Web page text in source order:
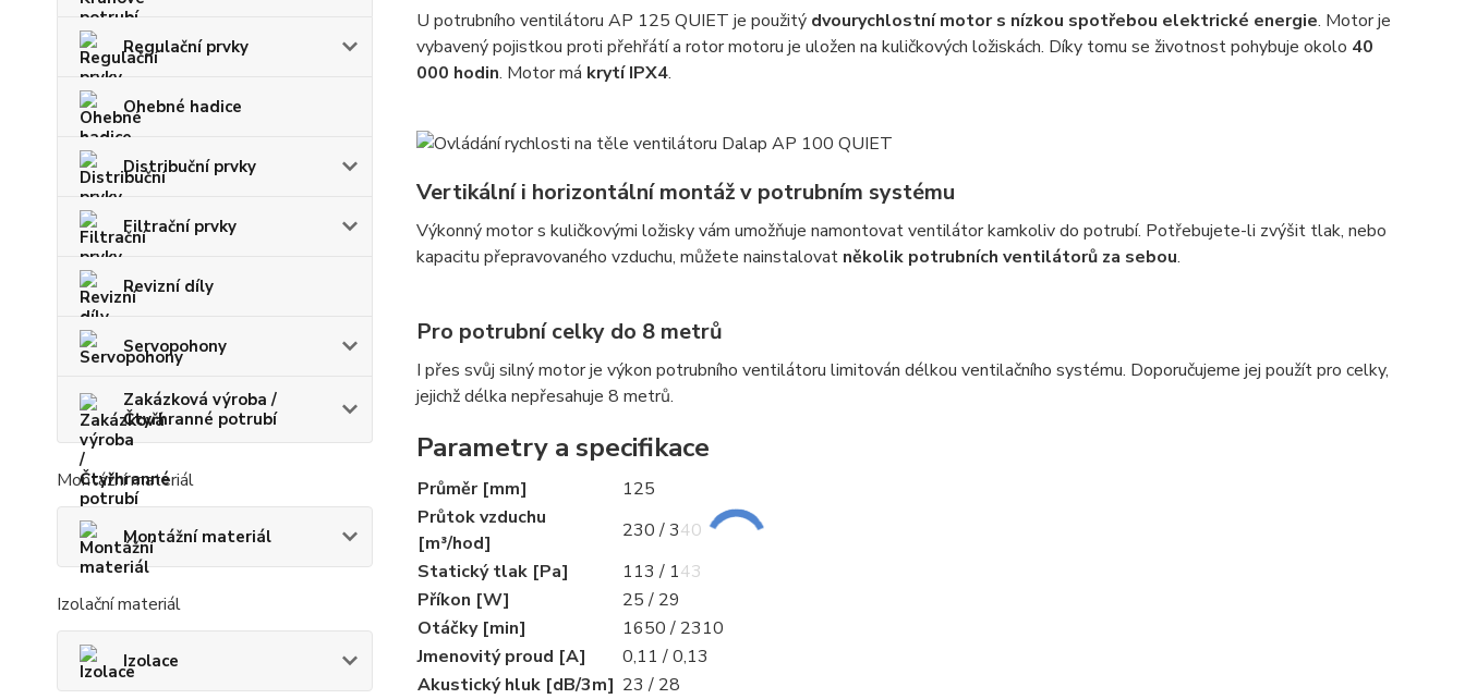
Regulační prvky
Ohebné hadice
Distribuční prvky
Filtrační prvky
Revizní díly
Servopohony
Zakázková výroba /
Čtyřhranné potrubí
Montážní materiál
Montážní materiál
Izolační materiál
Izolace
U potrubního ventilátoru AP 125 QUIET je použitý dvourychlostní motor s nízkou spotřebou elektrické energie. Motor je
vybavený pojistkou proti přehřátí a rotor motoru je uložen na kuličkových ložiskách. Díky tomu se životnost pohybuje okolo 40
000 hodin. Motor má krytí IPX4.
Vertikální i horizontální montáž v potrubním systému
Výkonný motor s kuličkovými ložisky vám umožňuje namontovat ventilátor kamkoliv do potrubí. Potřebujete-li zvýšit tlak, nebo
kapacitu přepravovaného vzduchu, můžete nainstalovat několik potrubních ventilátorů za sebou.
Pro potrubní celky do 8 metrů
I přes svůj silný motor je výkon potrubního ventilátoru limitován délkou ventilačního systému. Doporučujeme jej použít pro celky,
jejichž délka nepřesahuje 8 metrů.
Parametry a specifikace
Průměr [mm]
125
Průtok vzduchu
[m³/hod]
230 / 340
Statický tlak [Pa]
113 / 143
Příkon [W]
25 / 29
Otáčky [min]
1650 / 2310
Jmenovitý proud [A]
0,11 / 0,13
Akustický hluk [dB/3m] 23 / 28